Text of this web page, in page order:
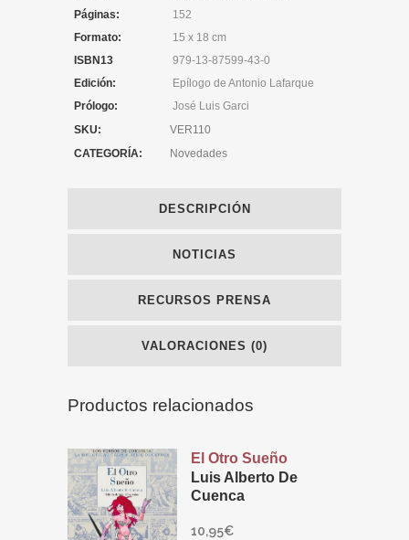
Páginas:
152
Formato:
15 x 18 cm
ISBN13
979-13-87599-43-0
Edición:
Epílogo de Antonio Lafarque
Prólogo:
José Luis Garci
SKU:
VER110
CATEGORÍA:
Novedades
DESCRIPCIÓN
NOTICIAS
RECURSOS PRENSA
VALORACIONES (0)
Productos relacionados
El Otro Sueño
Luis Alberto De
Cuenca
10,95€